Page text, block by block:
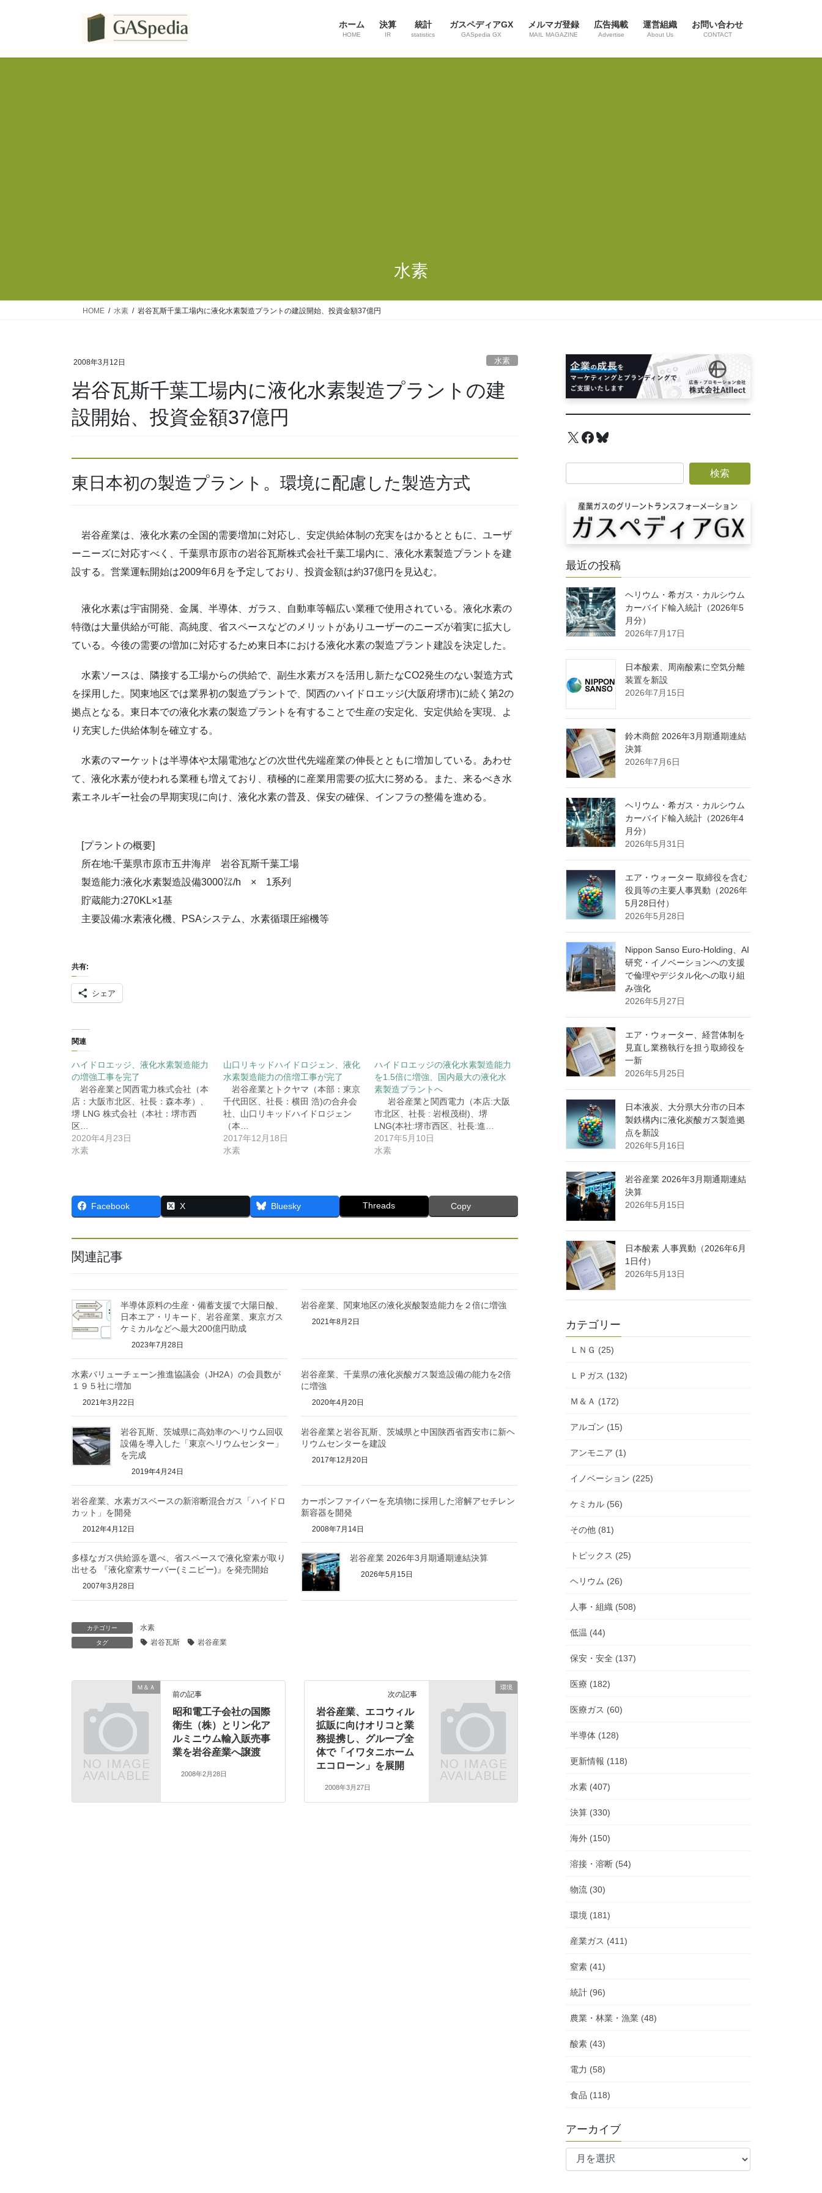
ホーム
HOME
決算
IR
統計
statistics
ガスペディアGX
GASpedia GX
メルマガ登録
MAIL MAGAZINE
広告掲載
Advertise
運営組織
About Us
お問い合わせ
CONTACT
水素
HOME 水素 岩谷瓦斯千葉工場内に液化水素製造プラントの建設開始、投資金額37億円
2008年3月12日 水素
岩谷瓦斯千葉工場内に液化水素製造プラントの建
設開始、投資金額37億円
東日本初の製造プラント。環境に配慮した製造方式
岩谷産業は、液化水素の全国的需要増加に対応し、安定供給体制の充実をはかるとともに、ユーザ
ーニーズに対応すべく、千葉県市原市の岩谷瓦斯株式会社千葉工場内に、液化水素製造プラントを建
設する。営業運転開始は2009年6月を予定しており、投資金額は約37億円を見込む。
液化水素は宇宙開発、金属、半導体、ガラス、自動車等幅広い業種で使用されている。液化水素の
特徴は大量供給が可能、高純度、省スペースなどのメリットがありユーザーのニーズが着実に拡大し
ている。今後の需要の増加に対応するため東日本における液化水素の製造プラント建設を決定した。
水素ソースは、隣接する工場からの供給で、副生水素ガスを活用し新たなCO2発生のない製造方式
を採用した。関東地区では業界初の製造プラントで、関西のハイドロエッジ(大阪府堺市)に続く第2の
拠点となる。東日本での液化水素の製造プラントを有することで生産の安定化、安定供給を実現、よ
り充実した供給体制を確立する。
水素のマーケットは半導体や太陽電池などの次世代先端産業の伸長とともに増加している。あわせ
て、液化水素が使われる業種も増えており、積極的に産業用需要の拡大に努める。また、来るべき水
素エネルギー社会の早期実現に向け、液化水素の普及、保安の確保、インフラの整備を進める。
[プラントの概要]
所在地:千葉県市原市五井海岸 岩谷瓦斯千葉工場
製造能力:液化水素製造設備3000㍑/h × 1系列
貯蔵能力:270KL×1基
主要設備:水素液化機、PSAシステム、水素循環圧縮機等
共有:
シェア
関連
ハイドロエッジ、液化水素製造能力
の増強工事を完了
岩谷産業と関西電力株式会社（本
店：大阪市北区、社長：森本孝）、
堺 LNG 株式会社（本社：堺市西
区…
2020年4月23日
水素
山口リキッドハイドロジェン、液化
水素製造能力の倍増工事が完了
岩谷産業とトクヤマ（本部：東京
千代田区、社長：横田 浩)の合弁会
社、山口リキッドハイドロジェン
（本…
2017年12月18日
水素
ハイドロエッジの液化水素製造能力
を1.5倍に増強、国内最大の液化水
素製造プラントへ
岩谷産業と関西電力（本店:大阪
市北区、社長 : 岩根茂樹)、堺
LNG(本社:堺市西区、社長:進…
2017年5月10日
水素
Facebook X Bluesky Threads Copy
関連記事
半導体原料の生産・備蓄支援で大陽日酸、
日本エア・リキード、岩谷産業、東京ガス
ケミカルなどへ最大200億円助成
2023年7月28日
岩谷産業、関東地区の液化炭酸製造能力を２倍に増強
2021年8月2日
水素バリューチェーン推進協議会（JH2A）の会員数が
１９５社に増加
2021年3月22日
岩谷産業、千葉県の液化炭酸ガス製造設備の能力を2倍
に増強
2020年4月20日
岩谷瓦斯、茨城県に高効率のヘリウム回収
設備を導入した「東京ヘリウムセンター」
を完成
2019年4月24日
岩谷産業と岩谷瓦斯、茨城県と中国陕西省西安市に新ヘ
リウムセンターを建設
2017年12月20日
岩谷産業、水素ガスベースの新溶断混合ガス「ハイドロ
カット」を開発
2012年4月12日
カーボンファイバーを充填物に採用した溶解アセチレン
新容器を開発
2008年7月14日
多様なガス供給源を選べ、省スペースで液化窒素が取り
出せる 『液化窒素サーバー(ミニピー)』を発売開始
2007年3月28日
岩谷産業 2026年3月期通期連結決算
2026年5月15日
カテゴリー 水素
タグ 岩谷瓦斯 岩谷産業
Ｍ＆Ａ
前の記事
昭和電工子会社の国際
衛生（株）とリン化ア
ルミニウム輸入販売事
業を岩谷産業へ譲渡
2008年2月28日
環境
次の記事
岩谷産業、エコウィル
拡販に向けオリコと業
務提携し、グループ全
体で「イワタニホーム
エコローン」を展開
2008年3月27日
X Facebook
Bluesky
最近の投稿
ヘリウム・希ガス・カルシウム
カーバイド輸入統計（2026年5
月分）
2026年7月17日
日本酸素、周南酸素に空気分離
装置を新設
2026年7月15日
鈴木商館 2026年3月期通期連結
決算
2026年7月6日
ヘリウム・希ガス・カルシウム
カーバイド輸入統計（2026年4
月分）
2026年5月31日
エア・ウォーター 取締役を含む
役員等の主要人事異動（2026年
5月28日付）
2026年5月28日
Nippon Sanso Euro-Holding、AI
研究・イノベーションへの支援
で倫理やデジタル化への取り組
み強化
2026年5月27日
エア・ウォーター、経営体制を
見直し業務執行を担う取締役を
一新
2026年5月25日
日本液炭、大分県大分市の日本
製鉄構内に液化炭酸ガス製造拠
点を新設
2026年5月16日
岩谷産業 2026年3月期通期連結
決算
2026年5月15日
日本酸素 人事異動（2026年6月
1日付）
2026年5月13日
カテゴリー
ＬＮＧ (25)
ＬＰガス (132)
Ｍ＆Ａ (172)
アルゴン (15)
アンモニア (1)
イノベーション (225)
ケミカル (56)
その他 (81)
トピックス (25)
ヘリウム (26)
人事・組織 (508)
低温 (44)
保安・安全 (137)
医療 (182)
医療ガス (60)
半導体 (128)
更新情報 (118)
水素 (407)
決算 (330)
海外 (150)
溶接・溶断 (54)
物流 (30)
環境 (181)
産業ガス (411)
窒素 (41)
統計 (96)
農業・林業・漁業 (48)
酸素 (43)
電力 (58)
食品 (118)
アーカイブ
ア